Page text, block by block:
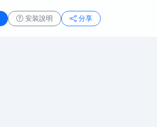
安裝說明 分享